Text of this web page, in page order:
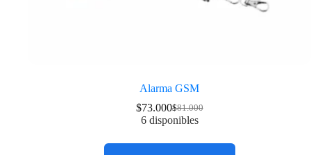
Alarma GSM
$81.000
$73.000
6 disponibles